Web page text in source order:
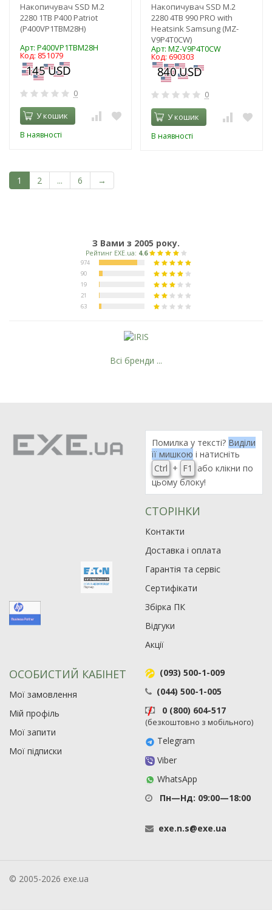
Накопичувач SSD M.2
2280 1TB P400 Patriot
(P400VP1TBM28H)
Арт: P400VP1TBM28H
Код: 851079
0
У кошик
В наявності
Накопичувач SSD M.2
2280 4TB 990 PRO with
Heatsink Samsung (MZ-
V9P4T0CW)
Арт: MZ-V9P4T0CW
Код: 690303
0
У кошик
В наявності
1 2 ... 6 →
З Вами з 2005 року.
Всі бренди ...
Помилка у тексті? Виділи
її мишкою і натисніть
Ctrl + F1
або клікни по
цьому блоку!
СТОРІНКИ
Контакти
Доставка і оплата
Гарантія та сервіс
Сертифікати
Збірка ПК
Відгуки
Акції
ОСОБИСТИЙ КАБІНЕТ
Мої замовлення
Мій профіль
Мої запити
Мої підписки
(093) 500-1-009
(044) 500-1-005
0 (800) 604-517
(безкоштовно з мобільного)
Telegram
Viber
WhatsApp
Пн—Нд: 09:00—18:00
exe.n.s@exe.ua
© 2005-2026 exe.ua